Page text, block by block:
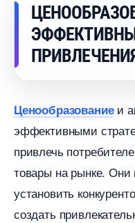
Ценообразованиеи
эффективными
привлечь
товары на рынке. Они
установить
создать